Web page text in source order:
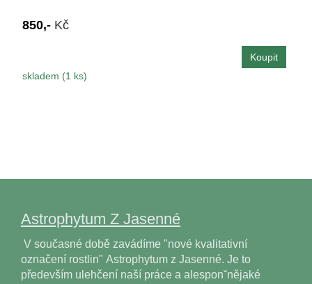
850,- Kč
skladem (1 ks)
Astrophytum Z Jasenné
V současné době zavádíme "nové kvalitativní
označení rostlin" Astrophytum z Jasenné. Je to
především ulehčení naší práce a alesponˇnějaké